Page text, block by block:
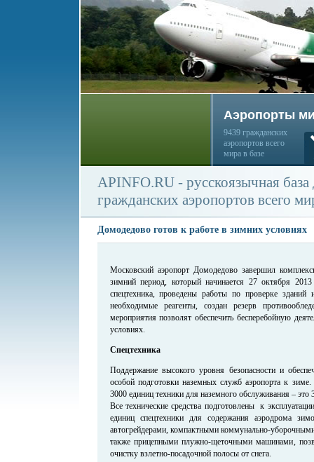
Аэропорты
9439 гражданских
аэропортов всего
мира в базе
APINFO.RU - русскоязычная
гражданских аэропортов всего
Домодедово готов к работе в зимних условиях
Московский аэропорт Домодедово завершил
зимний период, который начинается 27 октября 2013
спецтехника, проведены работы по проверке зданий
необходимые реагенты, создан резерв
мероприятия позволят обеспечить бесперебойную
условиях.
Спецтехника
Поддержание высокого уровня безопасности и
особой подготовки наземных служб аэропорта к
3000 единиц техники для наземного обслуживания –
Все технические средства подготовлены к
единиц спецтехники для содержания аэродрома
автогрейдерами, компактными коммунально-
также прицепными плужно-щеточными машинами,
очистку взлетно-посадочной полосы от снега.